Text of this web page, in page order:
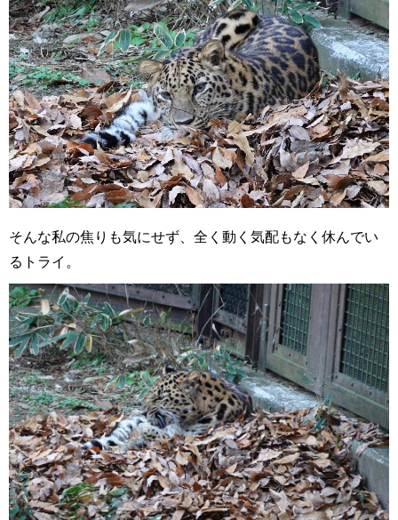
そんな私の焦りも気にせず、全く動く気配もなく休んでい
るトライ。